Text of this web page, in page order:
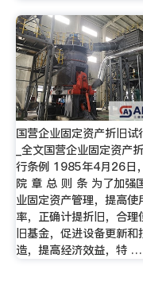
国营企业固定资产折旧试
_全文国营企业固定资产
行条例 1985年4月26日
院 章 总 则 条 为了加强
业固定资产管理，提高使
率，正确计提折旧，合理
旧基金，促进设备更新和
造，提高经济效益，特 …